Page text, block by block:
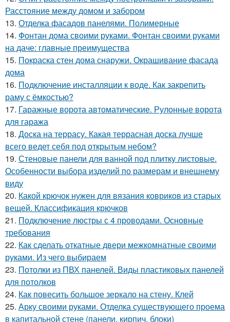
Расстояние между домом и забором
13. Отделка фасадов панелями. Полимерные
14. Фонтан дома своими руками. Фонтан своими руками
на даче: главные преимущества
15. Покраска стен дома снаружи. Окрашивание фасада
дома
16. Подключение инсталляции к воде. Как закрепить
раму с ёмкостью?
17. Гаражные ворота автоматические. Рулонные ворота
для гаража
18. Доска на террасу. Какая террасная доска лучше
всего ведет себя под открытым небом?
19. Стеновые панели для ванной под плитку листовые.
Особенности выбора изделий по размерам и внешнему
виду
20. Какой крючок нужен для вязания ковриков из старых
вещей. Классификация крючков
21. Подключение люстры с 4 проводами. Основные
требования
22. Как сделать откатные двери межкомнатные своими
руками. Из чего выбираем
23. Потолки из ПВХ панелей. Виды пластиковых панелей
для потолков
24. Как повесить большое зеркало на стену. Клей
25. Арку своими руками. Отделка существующего проема
в капитальной стене (панели, кирпич, блоки)